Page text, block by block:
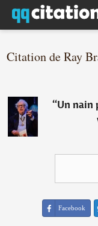
Citation de Ray
“Un nain
Facebook